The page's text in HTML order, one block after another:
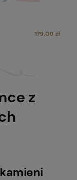
179,00 zł
z